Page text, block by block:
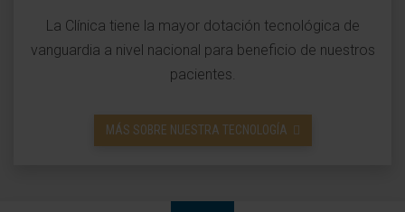
La Clínica tiene la mayor dotación tecnológica de
vanguardia a nivel nacional para beneficio de nuestros
pacientes.
MÁS SOBRE NUESTRA TECNOLOGÍA